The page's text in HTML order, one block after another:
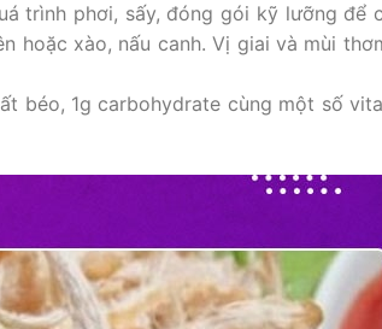
trình phơi, sấy, đóng gói kỹ lưỡng để
hoặc xào, nấu canh. Vị giai và mùi
béo, 1g carbohydrate cùng một số